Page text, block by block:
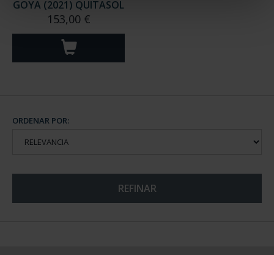
GOYA (2021) QUITASOL
153,00 €
ORDENAR POR:
REFINAR